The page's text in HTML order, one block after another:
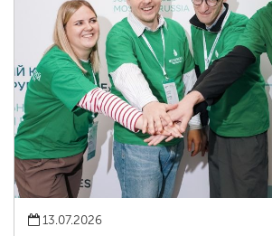
13.07.2026